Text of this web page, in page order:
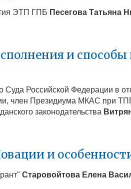
ЭТП ГПБ Песегова Татьяна
и
Российской Федерации в
член Президиума МКАС при
законодательства
и
Старовойтова Елена